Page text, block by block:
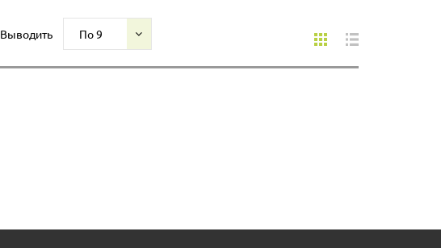
огнетушащей смеси происходит
дымовых извещателей ДИП-31
повторное возгорание.
Выводить По 9